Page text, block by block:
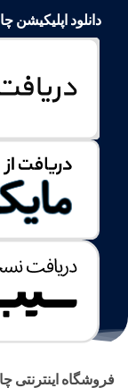
دانلود اپلیکیشن
فروشگاه اینترنتی